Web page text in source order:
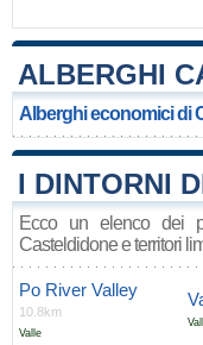
ALBERGHI
Alberghi economici di
I DINTORNI
Ecco un elenco dei
Casteldidone e territori
Po River Valley
10.8km
Valle